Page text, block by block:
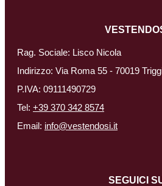
Rag. Sociale: Lisco Nicola
Indirizzo: Via Roma 55 - 70019
P.IVA: 09111490729
Tel: +39 370 342 8574
Email: info@vestendosi.it
SEGUICI